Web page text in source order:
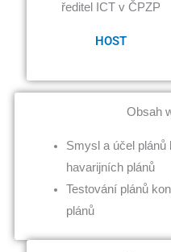
ředitel ICT v ČPZP
HOST
Obsah
Smysl a účel plánů
havarijních plánů
Testování plánů
plánů